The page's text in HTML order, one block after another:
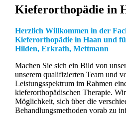
Kieferorthopädie in
Herzlich Willkommen in der
Kieferorthopädie in Haan und
Hilden, Erkrath, Mettmann
Machen Sie sich ein Bild von
unserem qualifizierten Team und
Leistungsspektrum im Rahmen
kieferorthopädischen Therapie.
Möglichkeit, sich über die
Behandlungsmethoden vorab zu